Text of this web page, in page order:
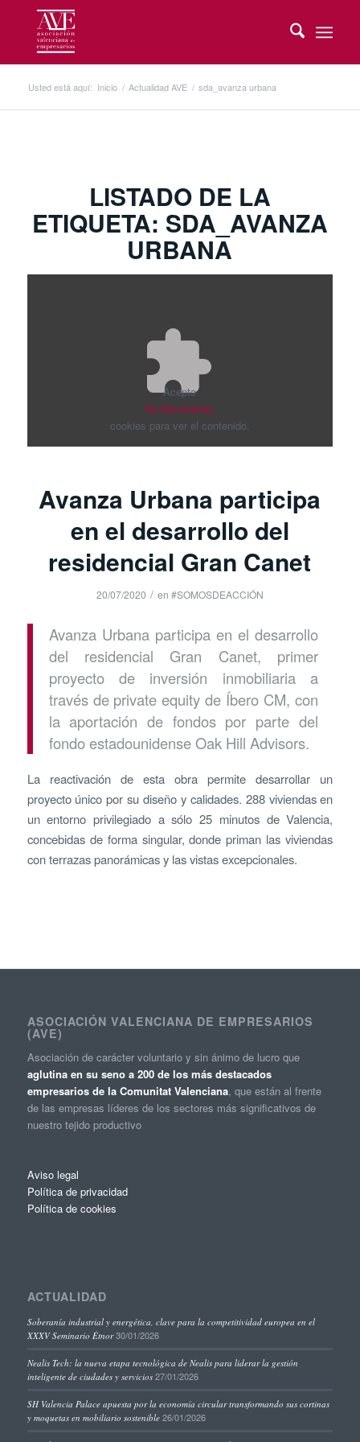
Usted está aquí: Inicio / Actualidad AVE / sda_avanza urbana
LISTADO DE LA
ETIQUETA: SDA_AVANZA
URBANA
Acepte
No Necesarias
cookies para ver el contenido.
Avanza Urbana participa
en el desarrollo del
residencial Gran Canet
20/07/2020 / en #SOMOSDEACCIÓN
Avanza Urbana participa en el desarrollo
del residencial Gran Canet, primer
proyecto de inversión inmobiliaria a
través de private equity de Íbero CM, con
la aportación de fondos por parte del
fondo estadounidense Oak Hill Advisors.
La reactivación de esta obra permite desarrollar un
proyecto único por su diseño y calidades. 288 viviendas en
un entorno privilegiado a sólo 25 minutos de Valencia,
concebidas de forma singular, donde priman las viviendas
con terrazas panorámicas y las vistas excepcionales.
ASOCIACIÓN VALENCIANA DE EMPRESARIOS
(AVE)
Asociación de carácter voluntario y sin ánimo de lucro que
aglutina en su seno a 200 de los más destacados
empresarios de la Comunitat Valenciana, que están al frente
de las empresas líderes de los sectores más significativos de
nuestro tejido productivo
Aviso legal
Política de privacidad
Política de cookies
ACTUALIDAD
Soberanía industrial y energética, clave para la competitividad europea en el
XXXV Seminario Étnor 30/01/2026
Nealis Tech: la nueva etapa tecnológica de Nealis para liderar la gestión
inteligente de ciudades y servicios 27/01/2026
SH Valencia Palace apuesta por la economía circular transformando sus cortinas
y moquetas en mobiliario sostenible 26/01/2026